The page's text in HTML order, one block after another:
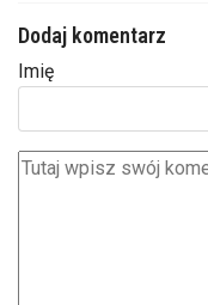
Dodaj komentarz
Imię